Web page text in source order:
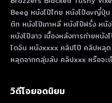
Beeg หนังโป๊ไทย หนังโป๊avญี่ปุ่น
ติก หนังโป๊เกาหลี หนังโป๊ฝรั่ง หนั
หนังโป๊ลาว เบื้องหลังการถ่ายหนัง
โดจิน หนังxxxx คลิปโป๊ คลิปหลุ
หลุดจากกลุ่มลับ คลิปxxx หรือจะ
วิดีโอยอดนิยม